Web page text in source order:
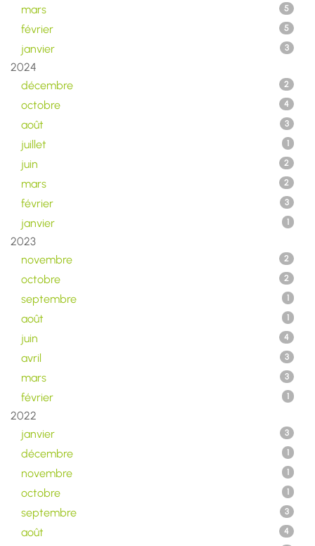
mars 5
février 5
janvier 3
2024
décembre
2
octobre 4
août 3
juillet 1
juin 2
mars 2
février 3
janvier 1
2023
novembre
2
octobre 2
septembre 1
août 1
juin 4
avril 3
mars 3
février 1
2022
janvier
3
décembre 1
novembre 1
octobre 1
septembre 3
août 4